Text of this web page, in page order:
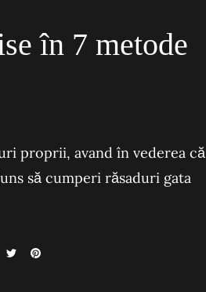
în 7 metode
proprii, avand în vederea că
să cumperi răsaduri gata